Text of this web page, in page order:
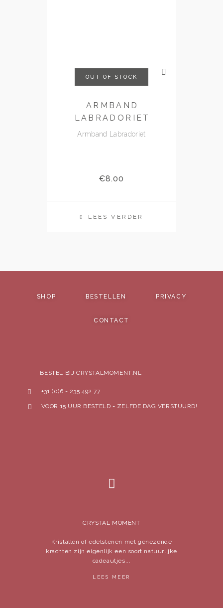
OUT OF STOCK
LEES VERDER
ARMBAND
LABRADORIET
Armband Labradoriet
€8.00
SHOP BESTELLEN PRIVACY
CONTACT
BESTEL BIJ CRYSTALMOMENT.NL
+31 (0)6 - 235 492 77
VOOR 15 UUR BESTELD = ZELFDE DAG VERSTUURD!
CRYSTAL MOMENT
Kristallen of edelstenen met genezende
krachten zijn eigenlijk een soort natuurlijke
cadeautjes...
LEES MEER